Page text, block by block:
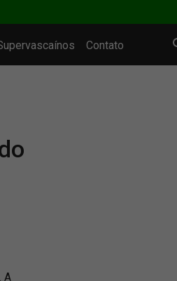
Contato
A